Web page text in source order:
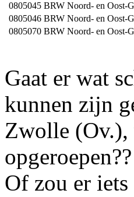
0805045 BRW Noord- en Oost-
0805046 BRW Noord- en Oost-
0805070 BRW Noord- en Oost-
Gaat er wat
kunnen zijn
Zwolle (Ov.),
opgeroepen??
Of zou er